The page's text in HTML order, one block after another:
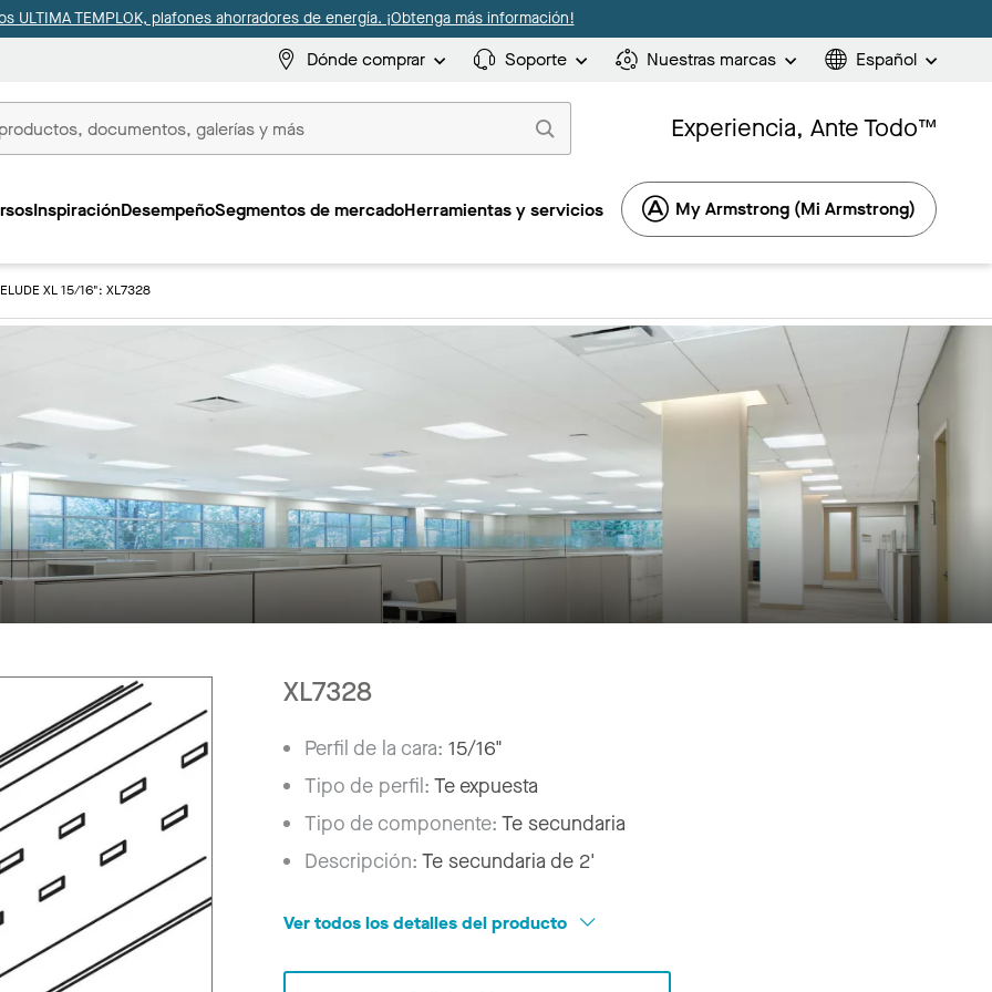
ULTIMA TEMPLOK, plafones ahorradores de energía. ¡Obtenga más información!
Dónde comprar Soporte Nuestras marcas Español
Experiencia, Ante Todo™
InspiraciónDesempeñoSegmentos de mercadoHerramientas y servicios My Armstrong (Mi Armstrong)
XL 15/16": XL7328
XL7328
Perfil de la cara:15/16"
Tipo de perfil:Te expuesta
Tipo de componente:Te secundaria
Descripción:Te secundaria de 2'
Ver todos los detalles del producto